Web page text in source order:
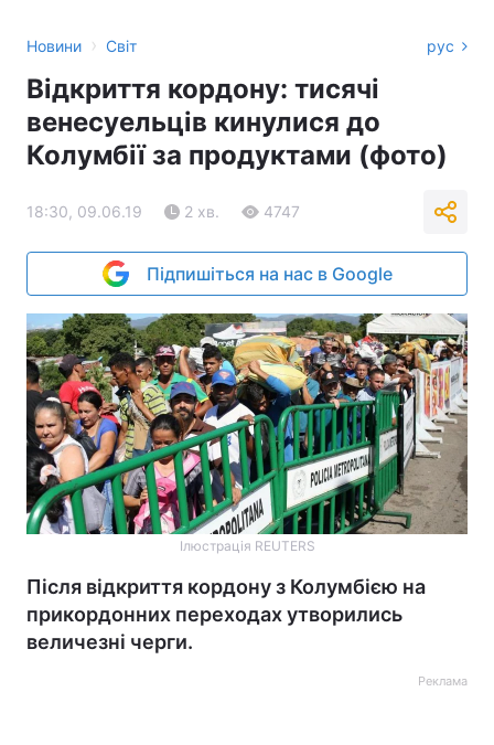
Новини › Світ рус
Відкриття кордону: тисячі
венесуельців кинулися до
Колумбії за продуктами (фото)
18:30, 09.06.19 2 хв. 4747
Підпишіться на нас в Google
Ілюстрація REUTERS
Після відкриття кордону з Колумбією на
прикордонних переходах утворились
величезні черги.
Реклама